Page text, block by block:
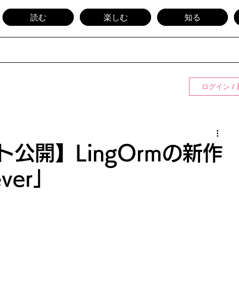
読む 楽しむ 知る
ログイン /
公開】LingOrmの新作
」